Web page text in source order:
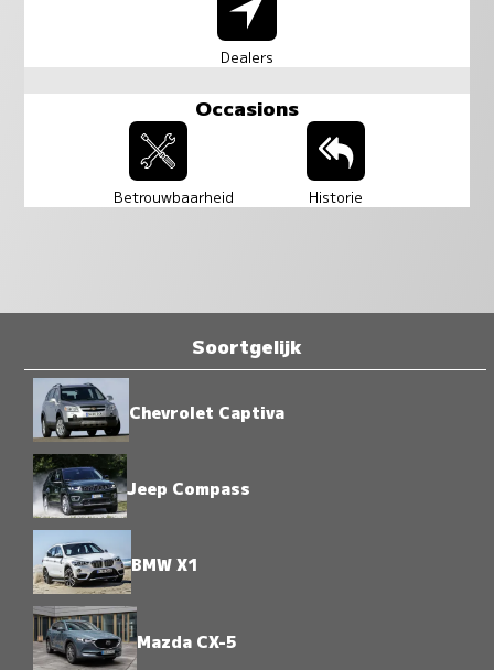
Dealers
Occasions
Betrouwbaarheid Historie
Soortgelijk
Chevrolet Captiva
Jeep Compass
BMW X1
Mazda CX-5